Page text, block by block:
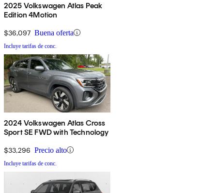
2025 Volkswagen Atlas Peak
Edition 4Motion
$36,097 Buena oferta
Incluye tarifas de conc.
2024 Volkswagen Atlas Cross
Sport SE FWD with Technology
$33,296 Precio alto
Incluye tarifas de conc.